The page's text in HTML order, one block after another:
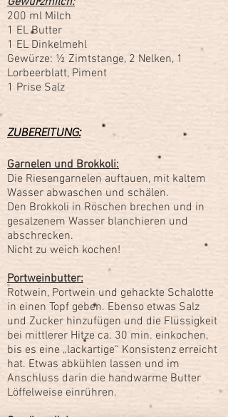
200 ml Milch
1 EL Butter
1 EL Dinkelmehl
Gewürze: ½ Zimtstange, 2 Nelken, 1
Lorbeerblatt, Piment
1 Prise Salz
ZUBEREITUNG:
Garnelen und Brokkoli:
Die Riesengarnelen auftauen, mit kaltem
Wasser abwaschen und schälen.
Den Brokkoli in Röschen brechen und in
gesalzenem Wasser blanchieren und
abschrecken.
Nicht zu weich kochen!
Portweinbutter:
Rotwein, Portwein und gehackte Schalotte
in einen Topf geben. Ebenso etwas Salz
und Zucker hinzufügen und die Flüssigkeit
bei mittlerer Hitze ca. 30 min. einkochen,
bis es eine „lackartige“ Konsistenz erreicht
hat. Etwas abkühlen lassen und im
Anschluss darin die handwarme Butter
Löffelweise einrühren.